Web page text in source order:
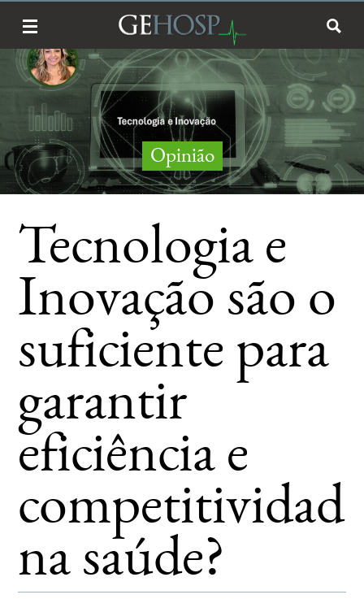
Opinião
Tecnologia e
Inovação são o
suficiente para
garantir
eficiência e
na saúde?